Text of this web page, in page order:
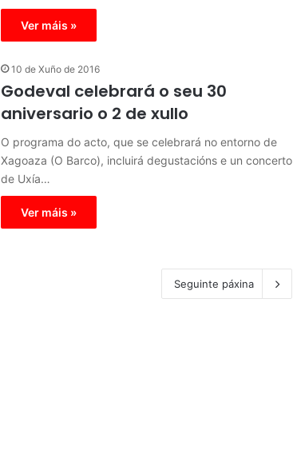
Ver máis »
10 de Xuño de 2016
Godeval celebrará o seu 30
aniversario o 2 de xullo
O programa do acto, que se celebrará no entorno de
Xagoaza (O Barco), incluirá degustacións e un concerto
de Uxía…
Ver máis »
Seguinte páxina